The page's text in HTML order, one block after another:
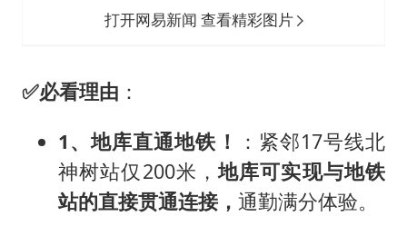
打开网易新闻 查看精彩图片
✅必看理由 ：
1、地库直通地铁！
：紧邻17号线北
神树站仅200米，地库可实现与地铁
站的直接贯通连接， 通勤满分体验。